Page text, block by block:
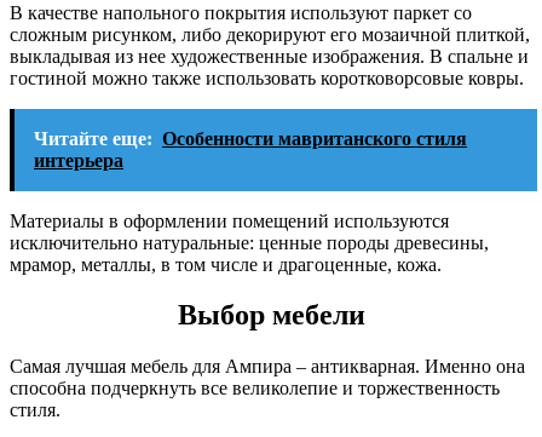
В качестве напольного покрытия используют паркет со
сложным рисунком, либо декорируют его мозаичной плиткой,
выкладывая из нее художественные изображения. В спальне и
гостиной можно также использовать коротковорсовые ковры.
Читайте еще: Особенности мавританского стиля
интерьера
Материалы в оформлении помещений используются
исключительно натуральные: ценные породы древесины,
мрамор, металлы, в том числе и драгоценные, кожа.
Выбор мебели
Самая лучшая мебель для Ампира – антикварная. Именно она
способна подчеркнуть все великолепие и торжественность
стиля.